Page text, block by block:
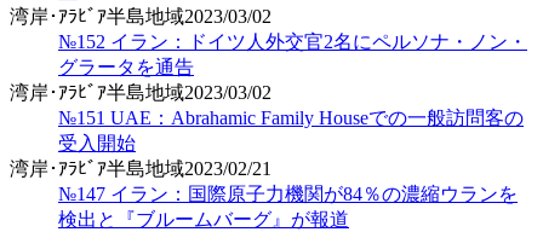
湾岸･ｱﾗﾋﾞｱ半島地域2023/03/02
№152 イラン：ドイツ人外交官2名にペルソナ・ノン・
グラータを通告
湾岸･ｱﾗﾋﾞｱ半島地域2023/03/02
№151 UAE：Abrahamic Family Houseでの一般訪問客の
受入開始
湾岸･ｱﾗﾋﾞｱ半島地域2023/02/21
№147 イラン：国際原子力機関が84％の濃縮ウランを
検出と『ブルームバーグ』が報道